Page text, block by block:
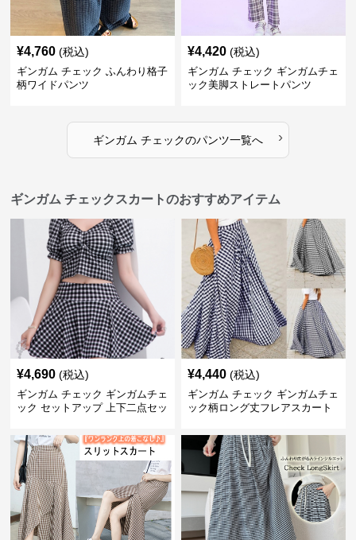
¥4,760 (税込)
ギンガム チェック ふんわり格子
柄ワイドパンツ
¥4,420 (税込)
ギンガム チェック ギンガムチェ
ック美脚ストレートパンツ
ギンガム チェックのパンツ一覧へ ›
ギンガム チェックスカートのおすすめアイテム
¥4,690 (税込)
ギンガム チェック ギンガムチェ
ック セットアップ 上下二点セッ
¥4,440 (税込)
ギンガム チェック ギンガムチェ
ック柄ロング丈フレアスカート